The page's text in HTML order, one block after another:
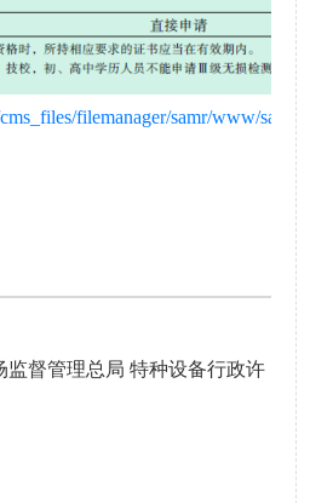
filemanager/samr/www/
监督管理总局 特种设备行政许